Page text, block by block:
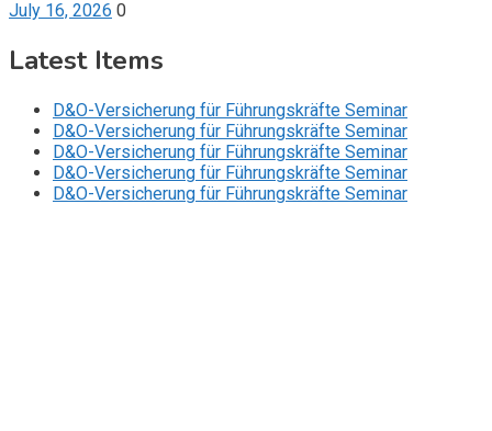
July 16, 2026 0
Latest Items
D&O-Versicherung für Führungskräfte Seminar
D&O-Versicherung für Führungskräfte Seminar
D&O-Versicherung für Führungskräfte Seminar
D&O-Versicherung für Führungskräfte Seminar
D&O-Versicherung für Führungskräfte Seminar